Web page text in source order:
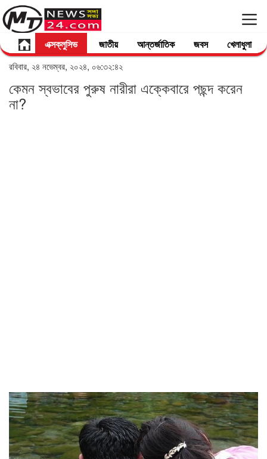
এক্সক্লুসিভ জাতীয় আন্তর্জাতিক জবস খেলাধুলা
রবিবার, ২৪ নভেম্বর, ২০২৪, ০৬:৩২:৪২
কেমন স্বভাবের পুরুষ নারীরা এক্কেবারে পছন্দ করেন
না?